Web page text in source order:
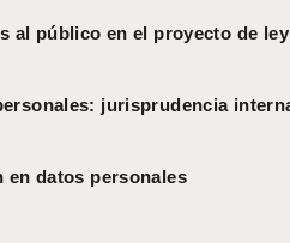
al público en el proyecto de
jurisprudencia
en datos personales